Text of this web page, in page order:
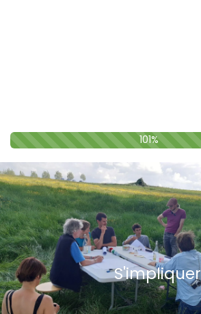
101%
S'impliquer